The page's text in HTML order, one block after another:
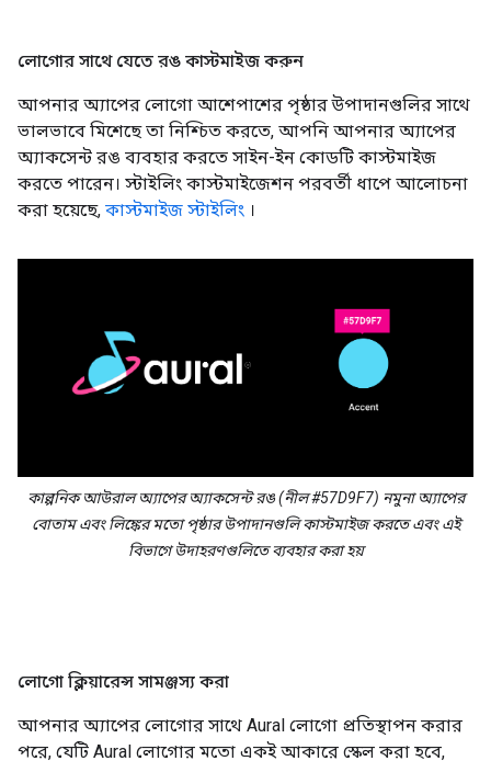
লোগোর সাথে যেতে রঙ কাস্টমাইজ করুন
আপনার অ্যাপের লোগো আশেপাশের পৃষ্ঠার উপাদানগুলির সাথে
ভালভাবে মিশেছে তা নিশ্চিত করতে, আপনি আপনার অ্যাপের
অ্যাকসেন্ট রঙ ব্যবহার করতে সাইন-ইন কোডটি কাস্টমাইজ
করতে পারেন। স্টাইলিং কাস্টমাইজেশন পরবর্তী ধাপে আলোচনা
করা হয়েছে, কাস্টমাইজ স্টাইলিং ।
কাল্পনিক আউরাল অ্যাপের অ্যাকসেন্ট রঙ (নীল #57D9F7) নমুনা অ্যাপের
বোতাম এবং লিঙ্কের মতো পৃষ্ঠার উপাদানগুলি কাস্টমাইজ করতে এবং এই
বিভাগে উদাহরণগুলিতে ব্যবহার করা হয়
লোগো ক্লিয়ারেন্স সামঞ্জস্য করা
আপনার অ্যাপের লোগোর সাথে Aural লোগো প্রতিস্থাপন করার
পরে, যেটি Aural লোগোর মতো একই আকারে স্কেল করা হবে,